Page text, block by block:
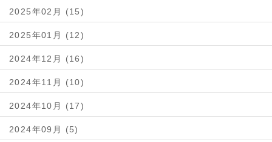
2025年02月 (15)
2025年01月 (12)
2024年12月 (16)
2024年11月 (10)
2024年10月 (17)
2024年09月 (5)